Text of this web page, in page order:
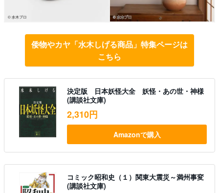
倭物やカヤ「水木しげる商品」特集ページは
こちら
決定版 日本妖怪大全 妖怪・あの世・神様
(講談社文庫)
2,310円
Amazonで購入
コミック昭和史（１）関東大震災～満州事変
(講談社文庫)